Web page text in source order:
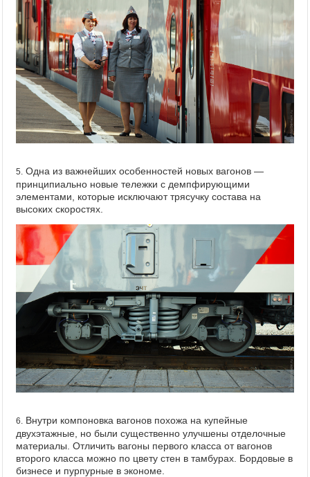
5. Одна из важнейших особенностей новых вагонов —
принципиально новые тележки с демпфирующими
элементами, которые исключают трясучку состава на
высоких скоростях.
6. Внутри компоновка вагонов похожа на купейные
двухэтажные, но были существенно улучшены отделочные
материалы. Отличить вагоны первого класса от вагонов
второго класса можно по цвету стен в тамбурах. Бордовые в
бизнесе и пурпурные в экономе.